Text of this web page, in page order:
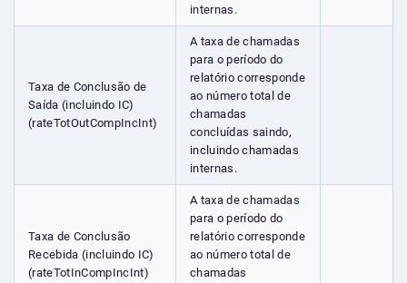
internas.
Taxa de Conclusão de
Saída (incluindo IC)
(rateTotOutCompIncInt)
A taxa de chamadas
para o período do
relatório corresponde
ao número total de
chamadas
concluídas saindo,
incluindo chamadas
internas.
Taxa de Conclusão
Recebida (incluindo IC)
(rateTotInCompIncInt)
A taxa de chamadas
para o período do
relatório corresponde
ao número total de
chamadas